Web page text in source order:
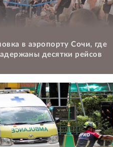
в аэропорту Сочи, где
десятки рейсов